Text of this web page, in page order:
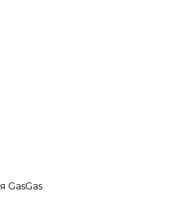
GasGas